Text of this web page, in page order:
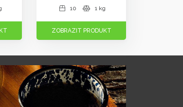
10 1 kg
ZOBRAZIT PRODUKT